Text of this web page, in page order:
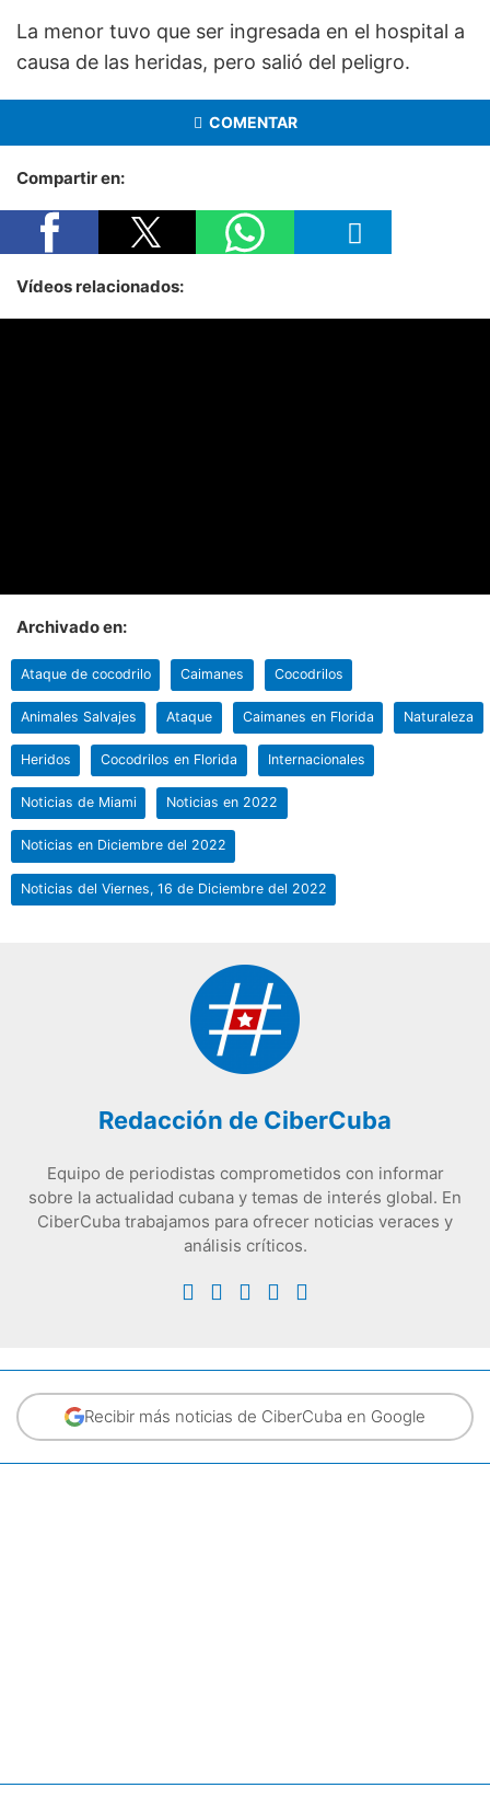
La menor tuvo que ser ingresada en el hospital a
causa de las heridas, pero salió del peligro.
COMENTAR
Compartir en:
Vídeos relacionados:
Archivado en:
Ataque de cocodrilo Caimanes Cocodrilos
Animales Salvajes Ataque Caimanes en Florida Naturaleza
Heridos Cocodrilos en Florida Internacionales
Noticias de Miami Noticias en 2022
Noticias en Diciembre del 2022
Noticias del Viernes, 16 de Diciembre del 2022
Redacción de CiberCuba
Equipo de periodistas comprometidos con informar
sobre la actualidad cubana y temas de interés global. En
CiberCuba trabajamos para ofrecer noticias veraces y
análisis críticos.
Recibir más noticias de CiberCuba en Google